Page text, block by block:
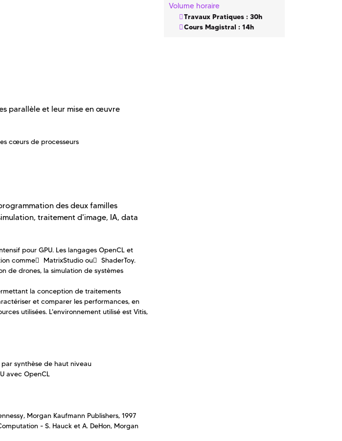
parallèle et leur mise en œuvre
cœurs de processeurs
des deux familles
traitement d'image, IA, data
pour GPU. Les langages OpenCL et
comme
MatrixStudio ou ShaderToy.
de drones, la simulation de systèmes
la conception de traitements
et comparer les performances, en
utilisées. L'environnement utilisé est Vitis,
synthèse de haut niveau
avec OpenCL
Mor­gan Kaufmann Publishers, 1997
- S. Hauck et A. DeHon, Morgan
Volume horaire
Travaux Pratiques : 30h
Cours Magistral : 14h